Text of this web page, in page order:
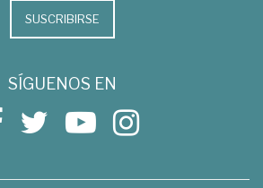
SUSCRIBIRSE
SÍGUENOS EN